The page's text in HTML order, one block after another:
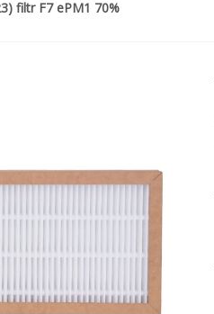
filtr F7 ePM1 70%